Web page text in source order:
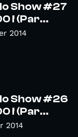
Show #27
! (Par...
2014
Show #26
! (Par...
2014